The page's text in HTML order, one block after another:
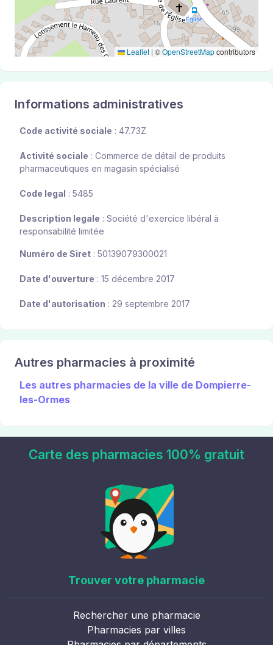
Leaflet | ©OpenStreetMapcontributors
Informations administratives
Code activité sociale : 47.73Z
Activité sociale : Commerce de détail de produits
pharmaceutiques en magasin spécialisé
Code legal : 5485
Description legale : Société d'exercice libéral à
responsabilité limitée
Numéro de Siret : 50139079300021
Date d'ouverture : 15 décembre 2017
Date d'autorisation : 29 septembre 2017
Autres pharmacies à proximité
Les autres pharmacies de la ville de Dompierre-
les-Ormes
Carte des pharmacies 100% gratuit
Trouver votre pharmacie
Rechercher une pharmacie
Pharmacies par villes